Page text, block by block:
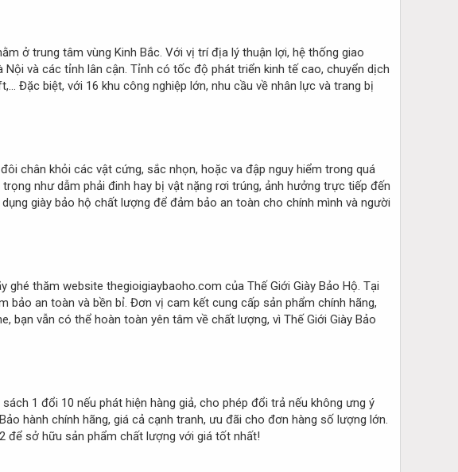
ở trung tâm vùng Kinh Bắc. Với vị trí địa lý thuận lợi, hệ thống giao
và các tỉnh lân cận. Tỉnh có tốc độ phát triển kinh tế cao, chuyển dịch
Đặc biệt, với 16 khu công nghiệp lớn, nhu cầu về nhân lực và trang bị
chân khỏi các vật cứng, sắc nhọn, hoặc va đập nguy hiểm trong quá
như dẫm phải đinh hay bị vật nặng rơi trúng, ảnh hưởng trực tiếp đến
giày bảo hộ chất lượng để đảm bảo an toàn cho chính mình và người
thăm website thegioigiaybaoho.com của Thế Giới Giày Bảo Hộ. Tại
an toàn và bền bỉ. Đơn vị cam kết cung cấp sản phẩm chính hãng,
bạn vẫn có thể hoàn toàn yên tâm về chất lượng, vì Thế Giới Giày Bảo
1 đổi 10 nếu phát hiện hàng giả, cho phép đổi trả nếu không ưng ý
hành chính hãng, giá cả cạnh tranh, ưu đãi cho đơn hàng số lượng lớn.
để sở hữu sản phẩm chất lượng với giá tốt nhất!